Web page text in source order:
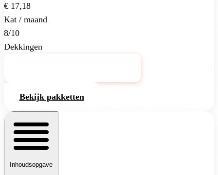
€ 17,18
Kat / maand
8/10
Dekkingen
Bekijk pakketten
Inhoudsopgave